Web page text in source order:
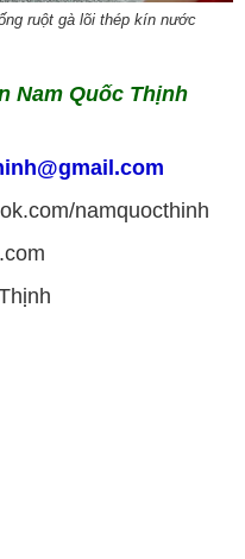
ruột gà lõi thép kín nước
Nam Quốc Thịnh
namquocthinh